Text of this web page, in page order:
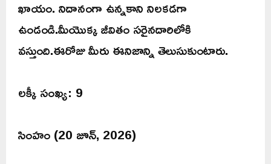
ఖాయం. నిదానంగా ఉన్నకాని నిలకడగా
ఉండండి.మీయొక్క జీవితం సరైనదారిలోకి
వస్తుంది.ఈరోజు మీరు ఈనిజాన్ని తెలుసుకుంటారు.
లక్కీ సంఖ్య: 9
సింహం (20 జూన్, 2026)